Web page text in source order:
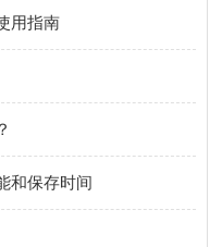
用指南
和保存时间